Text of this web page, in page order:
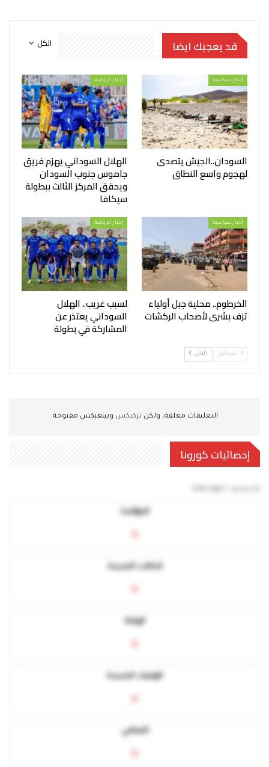
الكل قد يعجبك ايضا
أخبار سياسية
السودان..الجيش يتصدى
لهجوم واسع النطاق
أخبار الرياضة
الهلال السوداني يهزم فريق
جاموس جنوب السودان
ويحقق المركز الثالث ببطولة
سيكافا
أخبار سياسية
الخرطوم.. محلية جبل أولياء
تزف بشرى لأصحاب الركشات
أخبار الرياضة
لسبب غريب.. الهلال
السوداني يعتذر عن
المشاركة في بطولة
السابق التالي
التعليقات مغلقة، ولكن تركبكس وبينغبكس مفتوحة.
إحصائيات كورونا
التعافي